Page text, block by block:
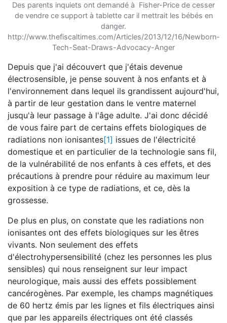
Des parents inquiets ont demandé à Fisher-Price de cesser
de vendre ce support à tablette car il mettrait les bébés en
danger.
http://www.thefiscaltimes.com/Articles/2013/12/16/Newborn-
Tech-Seat-Draws-Advocacy-Anger
Depuis que j'ai découvert que j'étais devenue
électrosensible, je pense souvent à nos enfants et à
l'environnement dans lequel ils grandissent aujourd'hui,
à partir de leur gestation dans le ventre maternel
jusqu'à leur passage à l'âge adulte. J'ai donc décidé
de vous faire part de certains effets biologiques de
radiations non ionisantes[1] issues de l'électricité
domestique et en particulier de la technologie sans fil,
de la vulnérabilité de nos enfants à ces effets, et des
précautions à prendre pour réduire au maximum leur
exposition à ce type de radiations, et ce, dès la
grossesse.
De plus en plus, on constate que les radiations non
ionisantes ont des effets biologiques sur les êtres
vivants. Non seulement des effets
d'électrohypersensibilité (chez les personnes les plus
sensibles) qui nous renseignent sur leur impact
neurologique, mais aussi des effets possiblement
cancérogènes. Par exemple, les champs magnétiques
de 60 hertz émis par les lignes et fils électriques ainsi
que par les appareils électriques ont été classés